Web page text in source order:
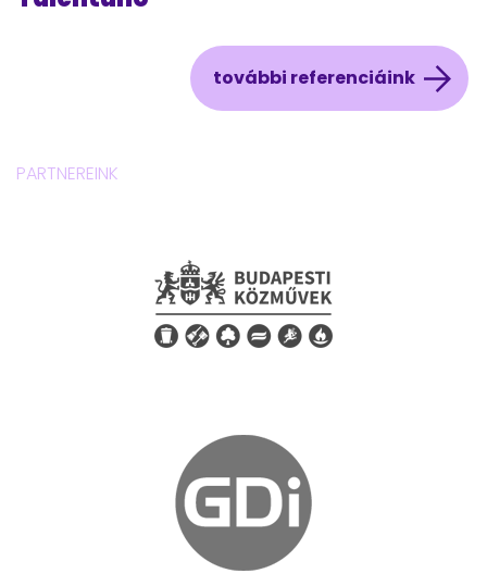
további referenciáink
PARTNEREINK